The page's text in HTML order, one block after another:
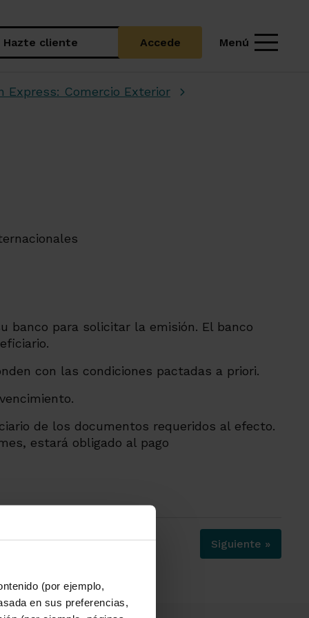
(por ejemplo,
en sus preferencias,
Hazte cliente Accede Menú
Express: Comercio Exterior
banco para solicitar la emisión. El banco
con las condiciones pactadas a priori.
de los documentos requeridos al efecto.
estará obligado al pago
Siguiente »